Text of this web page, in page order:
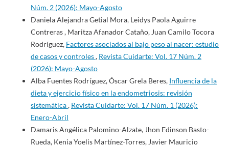
Núm. 2 (2026): Mayo-Agosto
Daniela Alejandra Getial Mora, Leidys Paola Aguirre
Contreras , Maritza Afanador Cataño, Juan Camilo Tocora
Rodríguez, Factores asociados al bajo peso al nacer: estudio
de casos y controles, Revista Cuidarte: Vol. 17 Núm. 2
(2026): Mayo-Agosto
Alba Fuentes Rodríguez, Óscar Grela Beres, Influencia de la
dieta y ejercicio físico en la endometriosis: revisión
sistemática, Revista Cuidarte: Vol. 17 Núm. 1 (2026):
Enero-Abril
Damaris Angélica Palomino-Alzate, Jhon Edinson Basto-
Rueda, Kenia Yoelis Martínez-Torres, Javier Mauricio